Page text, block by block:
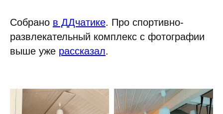
Собрано в ДДчатике. Про спортивно-
развлекательный комплекс с фотографии
выше уже рассказал.